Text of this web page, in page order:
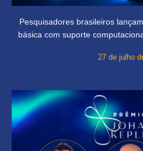
Pesquisadores brasileiros
básica com suporte
27 de julho